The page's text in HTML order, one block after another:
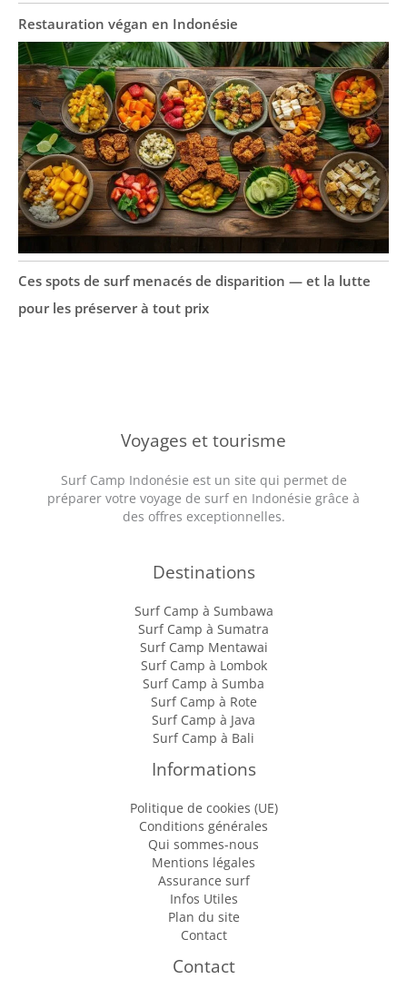
Restauration végan en Indonésie
Ces spots de surf menacés de disparition — et la lutte
pour les préserver à tout prix
Voyages et tourisme
Surf Camp Indonésie est un site qui permet de
préparer votre voyage de surf en Indonésie grâce à
des offres exceptionnelles.
Destinations
Surf Camp à Sumbawa
Surf Camp à Sumatra
Surf Camp Mentawai
Surf Camp à Lombok
Surf Camp à Sumba
Surf Camp à Rote
Surf Camp à Java
Surf Camp à Bali
Informations
Politique de cookies (UE)
Conditions générales
Qui sommes-nous
Mentions légales
Assurance surf
Infos Utiles
Plan du site
Contact
Contact